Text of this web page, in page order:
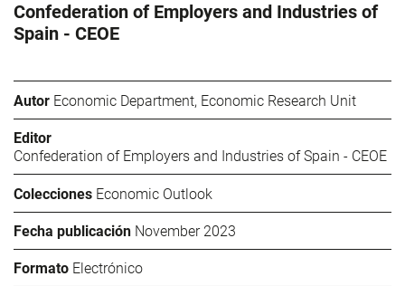
Confederation of Employers and Industries of
Spain - CEOE
Autor Economic Department, Economic Research Unit
Editor
Confederation of Employers and Industries of Spain - CEOE
Colecciones Economic Outlook
Fecha publicación November 2023
Formato Electrónico